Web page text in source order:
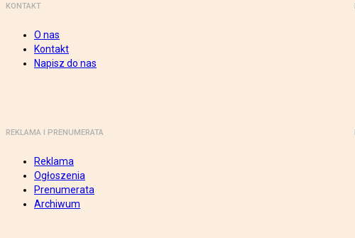
KONTAKT
O nas
Kontakt
Napisz do nas
REKLAMA I PRENUMERATA
Reklama
Ogłoszenia
Prenumerata
Archiwum